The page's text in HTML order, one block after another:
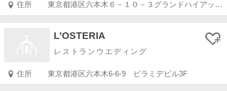
住所 東京都港区六本木６－１０－３グランドハイアット東京２Ｆ
L’OSTERIA
レストランウエディング
住所 東京都港区六本木6-6-9 ピラミデビル3F